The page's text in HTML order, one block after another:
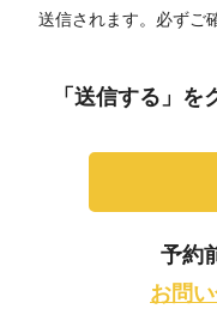
送信されます。必ずご
「送信する」を
予約
お問